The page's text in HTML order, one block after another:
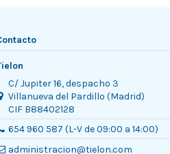
C/ Jupiter 16, despacho 3
Villanueva del Pardillo (Madrid)
CIF B88402128
654 960 587 (L-V de 09:00 a 14:00)
administracion@tielon.com